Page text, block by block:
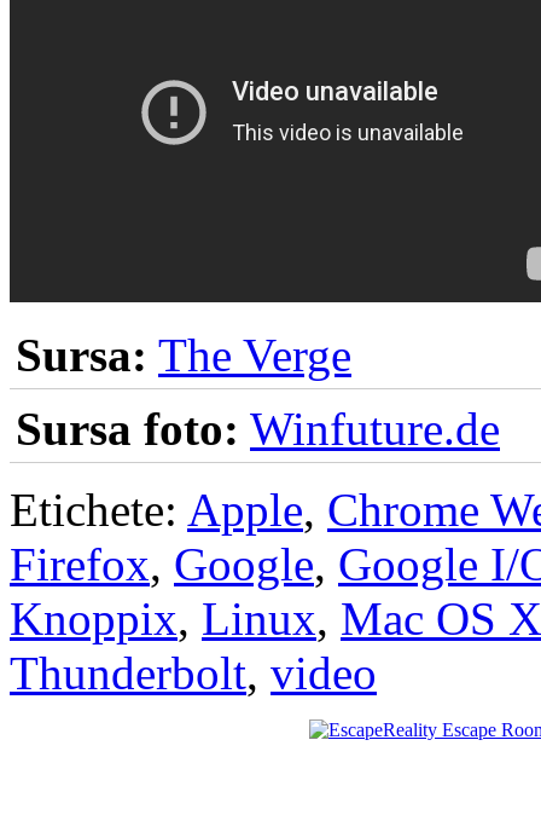
Sursa: The Verge
Sursa foto: Winfuture.de
Etichete: Apple, Chrome
Firefox, Google, Google I/
Knoppix, Linux, Mac OS X
Thunderbolt, video